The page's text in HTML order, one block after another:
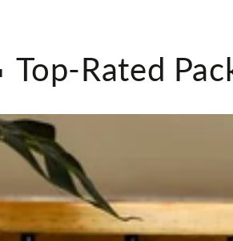
Top-Rated